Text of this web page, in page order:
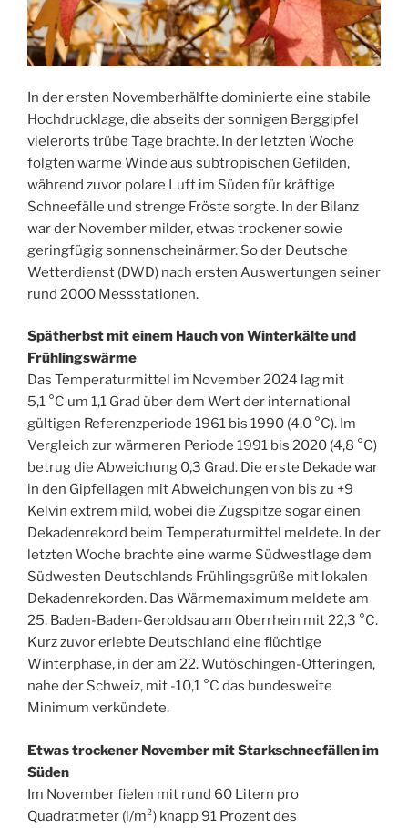
In der ersten Novemberhälfte dominierte eine stabile
Hochdrucklage, die abseits der sonnigen Berggipfel
vielerorts trübe Tage brachte. In der letzten Woche
folgten warme Winde aus subtropischen Gefilden,
während zuvor polare Luft im Süden für kräftige
Schneefälle und strenge Fröste sorgte. In der Bilanz
war der November milder, etwas trockener sowie
geringfügig sonnenscheinärmer. So der Deutsche
Wetterdienst (DWD) nach ersten Auswertungen seiner
rund 2000 Messstationen.
Spätherbst mit einem Hauch von Winterkälte und
Frühlingswärme
Das Temperaturmittel im November 2024 lag mit
5,1 °C um 1,1 Grad über dem Wert der international
gültigen Referenzperiode 1961 bis 1990 (4,0 °C). Im
Vergleich zur wärmeren Periode 1991 bis 2020 (4,8 °C)
betrug die Abweichung 0,3 Grad. Die erste Dekade war
in den Gipfellagen mit Abweichungen von bis zu +9
Kelvin extrem mild, wobei die Zugspitze sogar einen
Dekadenrekord beim Temperaturmittel meldete. In der
letzten Woche brachte eine warme Südwestlage dem
Südwesten Deutschlands Frühlingsgrüße mit lokalen
Dekadenrekorden. Das Wärmemaximum meldete am
25. Baden-Baden-Geroldsau am Oberrhein mit 22,3 °C.
Kurz zuvor erlebte Deutschland eine flüchtige
Winterphase, in der am 22. Wutöschingen-Ofteringen,
nahe der Schweiz, mit -10,1 °C das bundesweite
Minimum verkündete.
Etwas trockener November mit Starkschneefällen im
Süden
Im November fielen mit rund 60 Litern pro
Quadratmeter (l/m²) knapp 91 Prozent des